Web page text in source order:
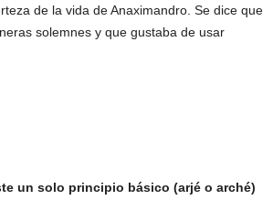
de la vida de Anaximandro. Se dice que
solemnes y que gustaba de usar
un solo principio básico (arjé o arché)